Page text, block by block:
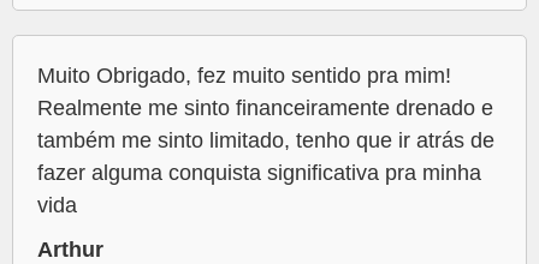
Muito Obrigado, fez muito sentido pra mim!
Realmente me sinto financeiramente drenado e
também me sinto limitado, tenho que ir atrás de
fazer alguma conquista significativa pra minha
vida
Arthur